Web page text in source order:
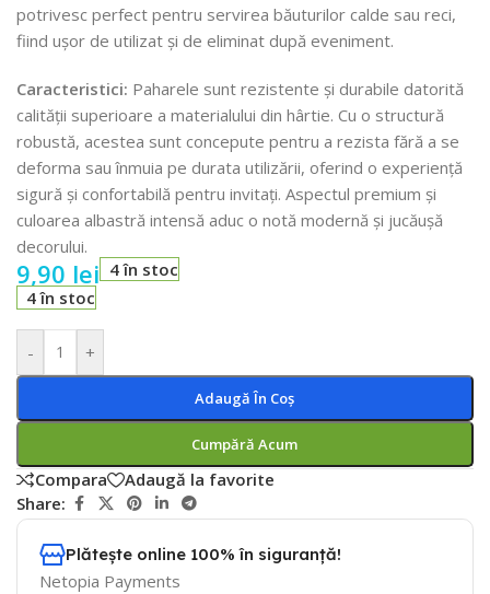
potrivesc perfect pentru servirea băuturilor calde sau reci,
fiind ușor de utilizat și de eliminat după eveniment.
Caracteristici: Paharele sunt rezistente și durabile datorită
calității superioare a materialului din hârtie. Cu o structură
robustă, acestea sunt concepute pentru a rezista fără a se
deforma sau înmuia pe durata utilizării, oferind o experiență
sigură și confortabilă pentru invitați. Aspectul premium și
culoarea albastră intensă aduc o notă modernă și jucăușă
decorului.
9,90 lei 4 în stoc
4 în stoc
- +
Adaugă În Coș
Cumpără Acum
Compara
Adaugă la favorite
Share:
Plătește online 100% în siguranță!
Netopia Payments